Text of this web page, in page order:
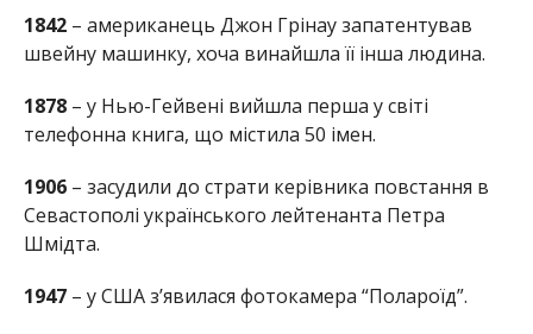
1842– американець Джон Грінау запатентував
швейну машинку, хоча винайшла її інша людина.
1878– у Нью-Гейвені вийшла перша у світі
телефонна книга, що містила 50 імен.
1906– засудили до страти керівника повстання в
Севастополі українського лейтенанта Петра
Шмідта.
1947– у США з’явилася фотокамера “Полароїд”.